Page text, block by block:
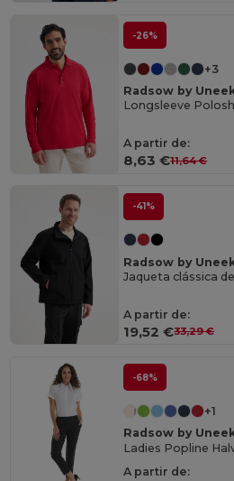
-26%
+3
Radsow by Uneek
Longsleeve
A partir de:
8,63 €11,64 €
-41%
Radsow by
Jaqueta clássica
A partir de:
19,52 €33,29 €
-68%
+1
Radsow by
Ladies Popline
A partir de: